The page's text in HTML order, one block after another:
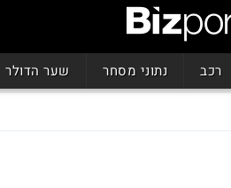
רכב נתוני מסחר שער הדולר